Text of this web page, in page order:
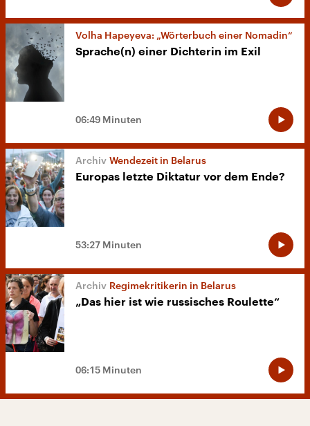
Volha Hapeyeva: „Wörterbuch einer Nomadin“
Sprache(n) einer Dichterin im Exil
06:49 Minuten
Wendezeit in Belarus
Europas letzte Diktatur vor dem Ende?
53:27 Minuten
Regimekritikerin in Belarus
„Das hier ist wie russisches Roulette“
06:15 Minuten